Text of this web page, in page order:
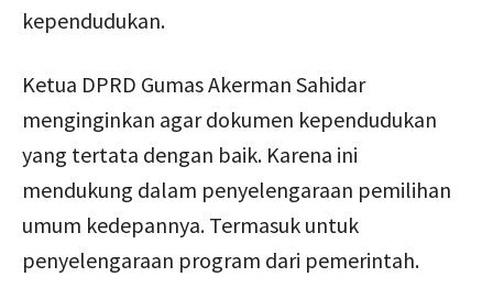
kependudukan.
Ketua DPRD Gumas Akerman Sahidar
menginginkan agar dokumen kependudukan
yang tertata dengan baik. Karena ini
mendukung dalam penyelengaraan pemilihan
umum kedepannya. Termasuk untuk
penyelengaraan program dari pemerintah.